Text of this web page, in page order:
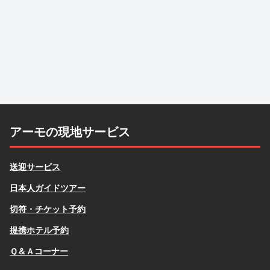
アーモの現地サービス
送迎サービス
日本人ガイドツアー
切符・チケット予約
提携ホテル予約
Ｑ＆Ａコーナー